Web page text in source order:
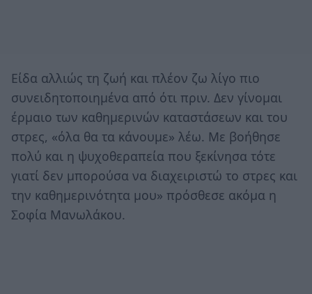
Είδα αλλιώς τη ζωή και πλέον ζω λίγο πιο
συνειδητοποιημένα από ότι πριν. Δεν γίνομαι
έρμαιο των καθημερινών καταστάσεων και του
στρες, «όλα θα τα κάνουμε» λέω. Με βοήθησε
πολύ και η ψυχοθεραπεία που ξεκίνησα τότε
γιατί δεν μπορούσα να διαχειριστώ το στρες και
την καθημερινότητα μου» πρόσθεσε ακόμα η
Σοφία Μανωλάκου.